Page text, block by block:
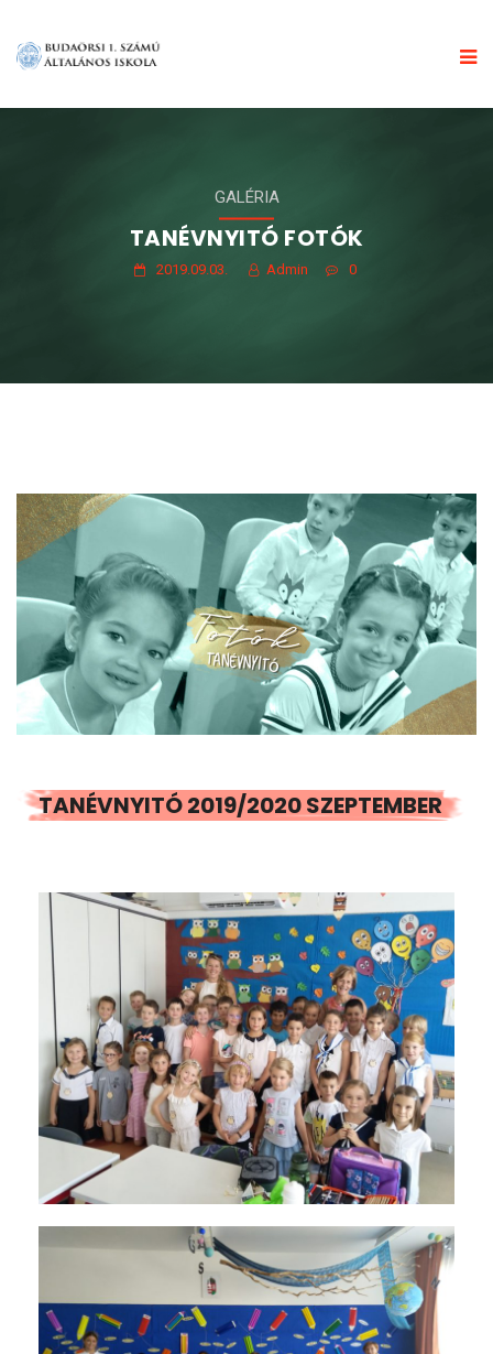
GALÉRIA
TANÉVNYITÓ FOTÓK
2019.09.03. Admin 0
TANÉVNYITÓ 2019/2020 SZEPTEMBER